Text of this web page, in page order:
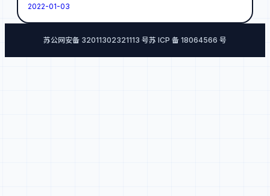
2022-01-03
苏公网安备 32011302321113 号苏 ICP 备 18064566 号